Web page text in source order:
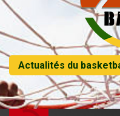
Actualités du